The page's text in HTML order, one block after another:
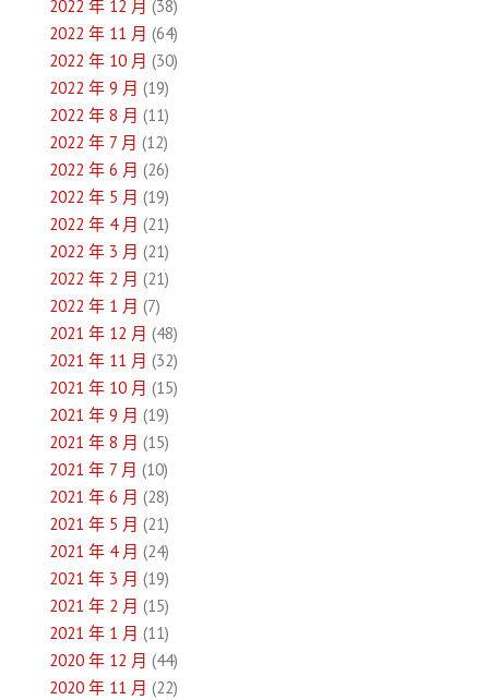
2022 年 12 月 (38)
2022 年 11 月 (64)
2022 年 10 月 (30)
2022 年 9 月 (19)
2022 年 8 月 (11)
2022 年 7 月 (12)
2022 年 6 月 (26)
2022 年 5 月 (19)
2022 年 4 月 (21)
2022 年 3 月 (21)
2022 年 2 月 (21)
2022 年 1 月 (7)
2021 年 12 月 (48)
2021 年 11 月 (32)
2021 年 10 月 (15)
2021 年 9 月 (19)
2021 年 8 月 (15)
2021 年 7 月 (10)
2021 年 6 月 (28)
2021 年 5 月 (21)
2021 年 4 月 (24)
2021 年 3 月 (19)
2021 年 2 月 (15)
2021 年 1 月 (11)
2020 年 12 月 (44)
2020 年 11 月 (22)